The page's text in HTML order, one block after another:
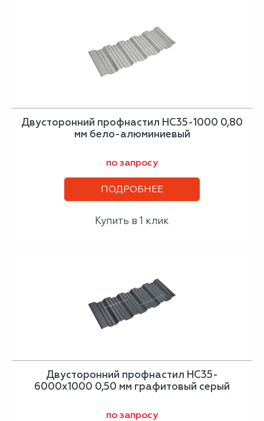
Двусторонний профнастил НС35-1000 0,80
мм бело-алюминиевый
по запросу
ПОДРОБНЕЕ
Купить в 1 клик
Двусторонний профнастил НС35-
6000х1000 0,50 мм графитовый серый
по запросу